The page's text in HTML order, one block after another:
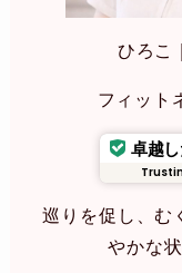
ひろこ
フィット
卓越
巡りを促し、む
やかな